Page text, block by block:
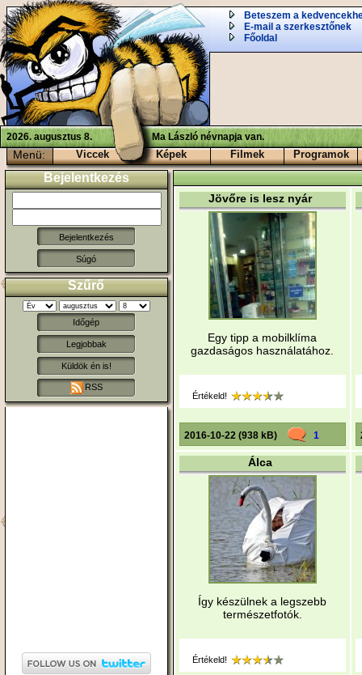
Beteszem a
E-mail a szerkesztőnek
Főoldal
2026. augusztus 8. Ma László névnapja van.
Menü: Viccek Képek Filmek Programok
Bejelentkezés
Súgó
Szűrő
Időgép
Legjobbak
Küldök én is!
RSS
Jövőre is lesz nyár
Egy tipp a mobilklíma
gazdaságos használatához.
Értékeld!
2016-10-22 (938 kB) 1
Álca
Így készülnek a legszebb
természetfotók.
Értékeld!